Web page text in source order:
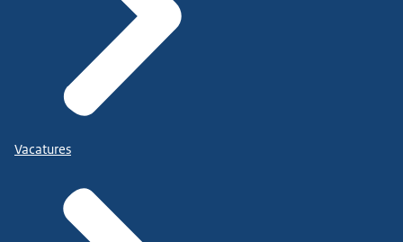
Vacatures